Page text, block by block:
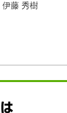
伊藤 秀樹